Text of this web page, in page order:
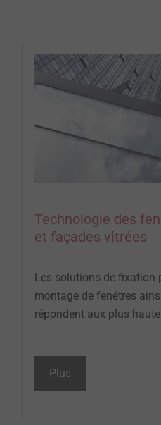
Technologie des
et façades vitrées
Les solutions de fixation
montage de fenêtres
répondent aux plus
Plus